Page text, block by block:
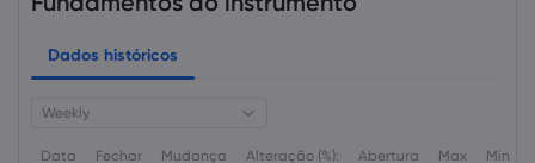
Dados históricos
Weekly
Data Fechar Mudança Alteração (%): Abertura Max Min